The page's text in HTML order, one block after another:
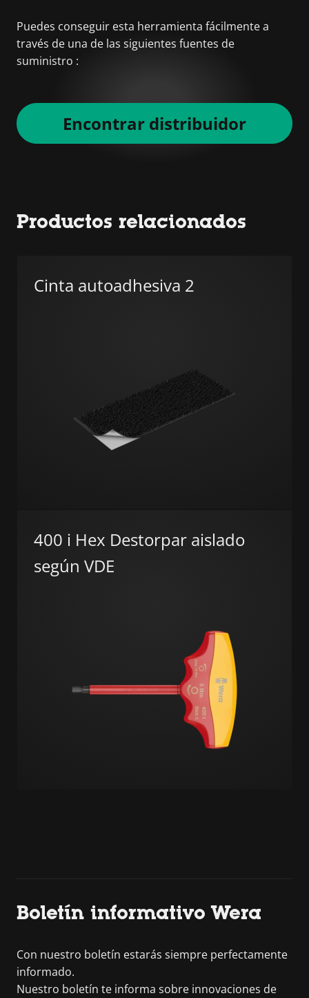
Puedes conseguir esta herramienta fácilmente a
través de una de las siguientes fuentes de
suministro :
Encontrar distribuidor
Productos relacionados
Cinta autoadhesiva 2
400 i Hex Destorpar aislado
según VDE
Boletín informativo Wera
Con nuestro boletín estarás siempre perfectamente
informado.
Nuestro boletín te informa sobre innovaciones de